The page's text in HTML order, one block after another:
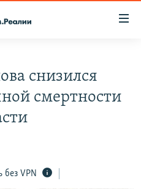
СОПРОТИВЛЕНИЯ
снизился
смертности
без VPN